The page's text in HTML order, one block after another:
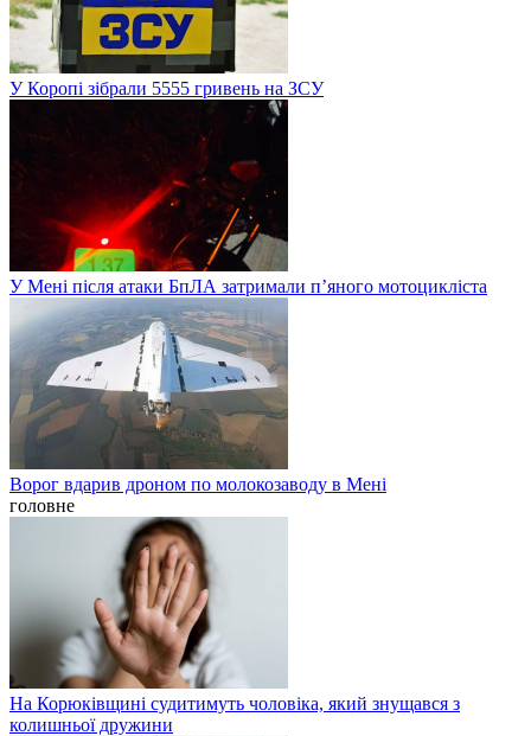
У Коропі зібрали 5555 гривень на ЗСУ
У Мені після атаки БпЛА затримали п’яного мотоцикліста
Ворог вдарив дроном по молокозаводу в Мені
головне
На Корюківщині судитимуть чоловіка, який знущався з
колишньої дружини